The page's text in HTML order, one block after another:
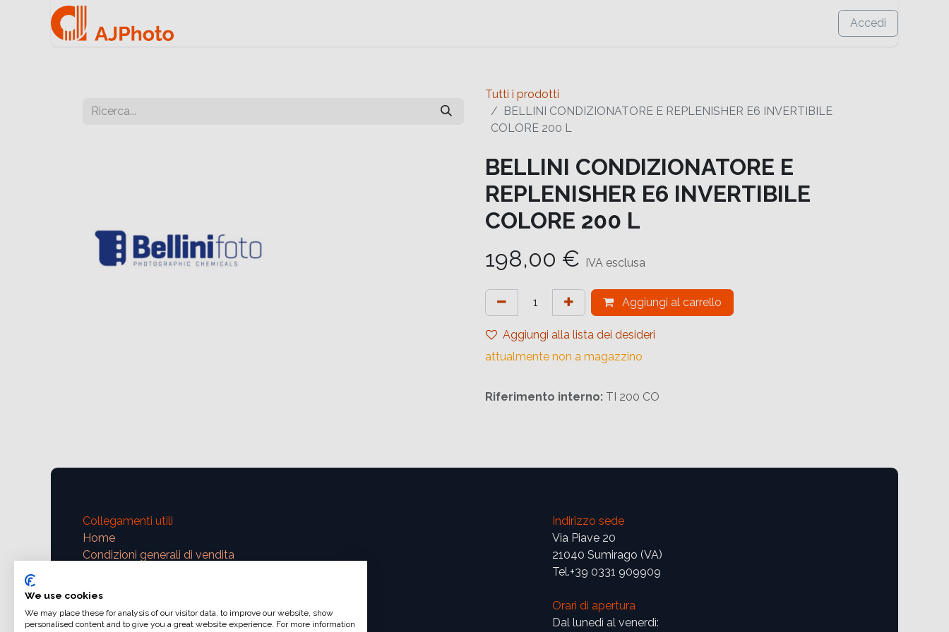
Accedi
Tutti i prodotti
BELLINI CONDIZIONATORE E REPLENISHER E6 INVERTIBILE
COLORE 200 L
BELLINI CONDIZIONATORE E
REPLENISHER E6 INVERTIBILE
COLORE 200 L
198,00 € IVA esclusa
Aggiungi al carrello
Aggiungi alla lista dei desideri
attualmente non a magazzino
Riferimento interno: TI 200 CO
Collegamenti utili
Home
Condizioni generali di vendita
Iva e fatturazione
Indirizzo sede
Via Piave 20
21040 Sumirago (VA)
Tel.+39 0331 909909
Orari di apertura
Dal lunedì al venerdì:
We use cookies
We may place these for analysis of our visitor data, to improve our website, show
personalised content and to give you a great website experience. For more information